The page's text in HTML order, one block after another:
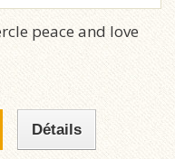
peace and love
Détails